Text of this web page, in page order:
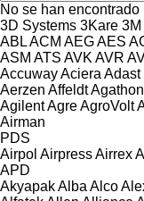
No se han
3D Systems 3Kare 3M
ABLACM AEGAES
ASM ATS AVK AVR
AccuwayAciera Adast
Aerzen AffeldtAgathon
AgilentAgreAgroVolt
Airman
PDS
Airpol AirpressAirrex
APD
AkyapakAlba Alco